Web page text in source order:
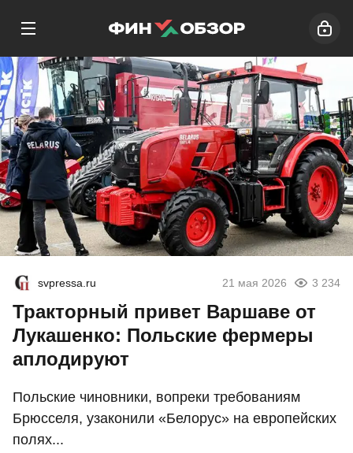
svpressa.ru 21 мая 2026 3 234
Тракторный привет Варшаве от
Лукашенко: Польские фермеры
аплодируют
Польские чиновники, вопреки требованиям
Брюсселя, узаконили «Белорус» на европейских
полях...